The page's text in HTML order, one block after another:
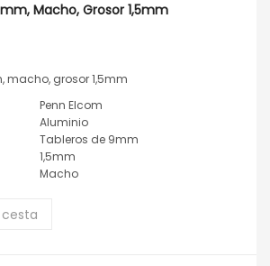
Macho, Grosor 1,5mm
macho, grosor 1,5mm
Penn Elcom
Aluminio
Tableros de 9mm
1,5mm
Macho